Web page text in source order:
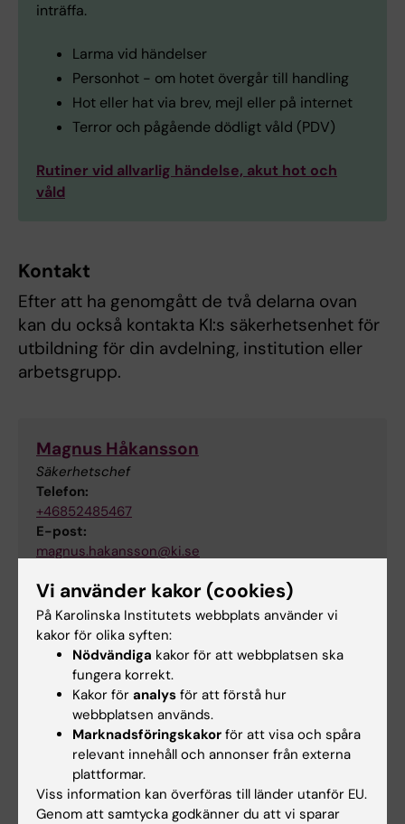
inträffa.
Larma vid händelser
Personhot - om hotet övergår till handling
Hot eller hat via brev, mejl eller på internet
Terror och pågående dödligt våld (PDV)
Rutiner vid allvarlig händelse, akut hot och
våld
Kontakt
Efter att ha genomgått de två delarna ovan
kan du också kontakta KI:s säkerhetsenhet för
utbildning för din avdelning, institution eller
arbetsgrupp.
Magnus Håkansson
Säkerhetschef
Telefon:
+46852485467
E-post:
magnus.hakansson@ki.se
Utbildning i grundläggande
säkerhetsskydd
Hos Försvarshögskolan finns en
webbutbildning inom grundläggande
säkerhetsskydd. Den lotsar dig igenom
säkerhetsskyddets delar, som exempelvis
personalsäkerhet, informationssäkerhet och
fysisk säkerhet. Utbildning i grundläggande
säkerhetsskydd
.
Vi använder kakor (cookies)
På Karolinska Institutets webbplats använder vi
kakor för olika syften:
Nödvändiga kakor för att webbplatsen ska
fungera korrekt.
Kakor för analys för att förstå hur
webbplatsen används.
Marknadsföringskakor för att visa och spåra
relevant innehåll och annonser från externa
plattformar.
Viss information kan överföras till länder utanför EU.
Genom att samtycka godkänner du att vi sparar